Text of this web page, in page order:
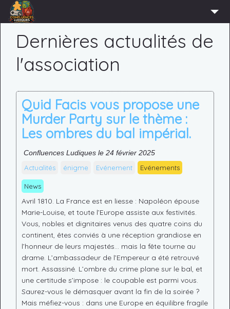
ADHÉRER
AGENDA
ACTUS
LUDOTHÈQUE
PARTENAIRES
PRESSE
CONTACT
CONNEXION
Dernières actualités de
l'association
Quid Facis vous propose une
Murder Party sur le thème :
Les ombres du bal impérial.
Confluences Ludiques le 24 février 2025
Actualités
énigme Evénement Evénements
News
Avril 1810. La France est en liesse : Napoléon épouse
Marie-Louise, et toute l’Europe assiste aux festivités.
Vous, nobles et dignitaires venus des quatre coins du
continent, êtes conviés à une réception grandiose en
l’honneur de leurs majestés… mais la fête tourne au
drame. L’ambassadeur de l’Empereur a été retrouvé
mort. Assassiné. L’ombre du crime plane sur le bal, et
une certitude s’impose : le coupable est parmi vous.
Saurez-vous le démasquer avant la fin de la soirée ?
Mais méfiez-vous : dans une Europe en équilibre fragile